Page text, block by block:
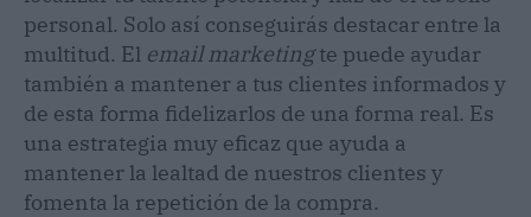
personal. Solo así conseguirás destacar entre la
multitud. El email marketingte puede ayudar
también a mantener a tus clientes informados y
de esta forma fidelizarlos de una forma real. Es
una estrategia muy eficaz que ayuda a
mantener la lealtad de nuestros clientes y
fomenta la repetición de la compra.